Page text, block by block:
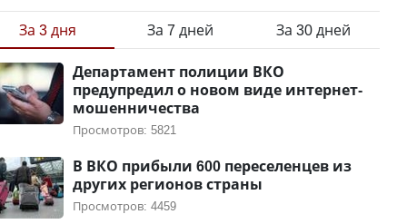
За 3 дня За 7 дней За 30 дней
Департамент полиции ВКО
предупредил о новом виде интернет-
мошенничества
Просмотров: 5821
В ВКО прибыли 600 переселенцев из
других регионов страны
Просмотров: 4459